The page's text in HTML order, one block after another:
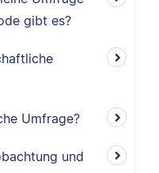
gibt es?
Umfrage?
und